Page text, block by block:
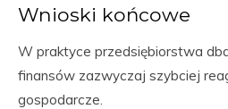
Wnioski końcowe
W praktyce przedsiębiorstwa
finansów zazwyczaj szybciej
gospodarcze.